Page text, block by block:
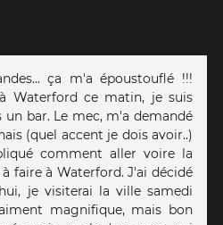
ça m'a époustouflé !!!
Waterford ce matin, je suis
un bar. Le mec, m'a demandé
(quel accent je dois avoir..)
comment aller voire la
faire à Waterford. J'ai décidé
je visiterai la ville samedi
magnifique, mais bon